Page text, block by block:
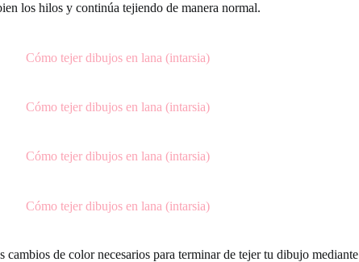
los hilos y continúa tejiendo de manera normal.
cambios de color necesarios para terminar de tejer tu dibujo mediante